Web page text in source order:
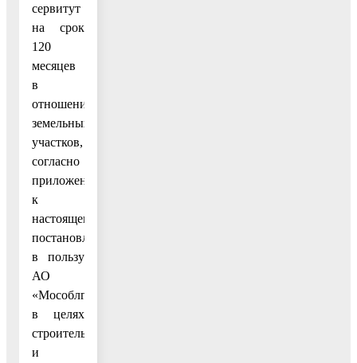
сервитут
на срок
120
месяцев
в
отношении
земельных
участков,
согласно
приложению
к
настоящему
постановлению,
в пользу
АО
«Мособлгаз»,
в целях
строительства
и